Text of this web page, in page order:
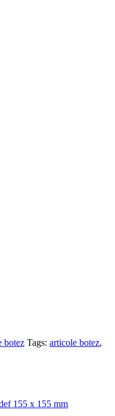
botez Tags: articole botez,